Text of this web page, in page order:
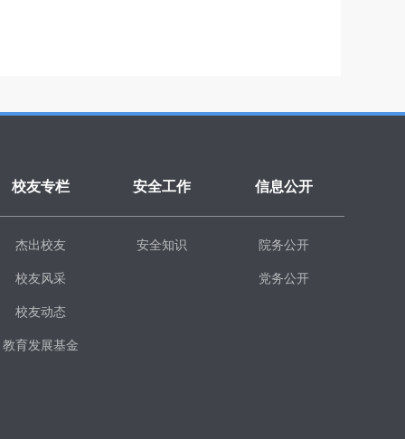
校友专栏
杰出校友
校友风采
校友动态
教育发展基金
安全工作
安全知识
信息公开
院务公开
党务公开